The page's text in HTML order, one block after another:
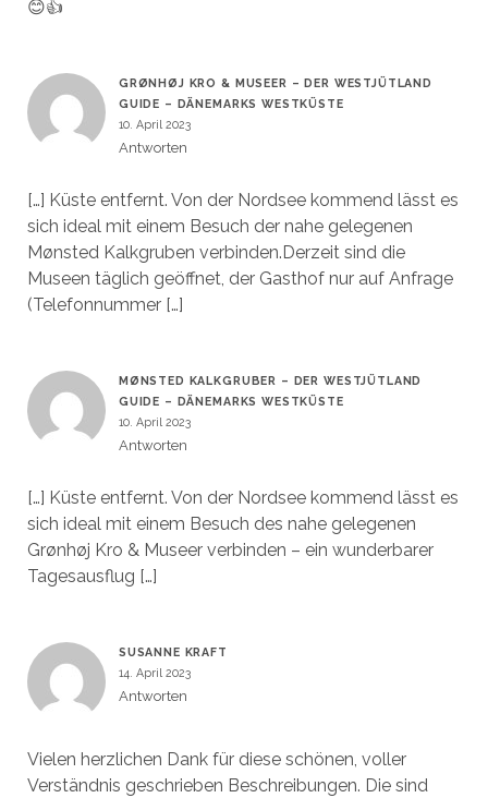
😊👍
GRØNHØJ KRO & MUSEER – DER WESTJÜTLAND
GUIDE – DÄNEMARKS WESTKÜSTE
10. April 2023
Antworten
[…] Küste entfernt. Von der Nordsee kommend lässt es
sich ideal mit einem Besuch der nahe gelegenen
Mønsted Kalkgruben verbinden.Derzeit sind die
Museen täglich geöffnet, der Gasthof nur auf Anfrage
(Telefonnummer […]
MØNSTED KALKGRUBER – DER WESTJÜTLAND
GUIDE – DÄNEMARKS WESTKÜSTE
10. April 2023
Antworten
[…] Küste entfernt. Von der Nordsee kommend lässt es
sich ideal mit einem Besuch des nahe gelegenen
Grønhøj Kro & Museer verbinden – ein wunderbarer
Tagesausflug […]
SUSANNE KRAFT
14. April 2023
Antworten
Vielen herzlichen Dank für diese schönen, voller
Verständnis geschrieben Beschreibungen. Die sind